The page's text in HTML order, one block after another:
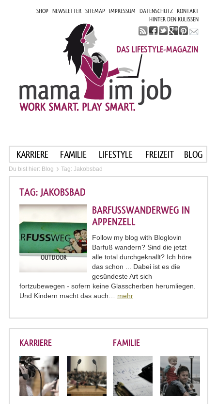
SHOP NEWSLETTER SITEMAP IMPRESSUM DATENSCHUTZ KONTAKT
HINTER DEN KULISSEN
DAS LIFESTYLE-MAGAZIN
KARRIERE FAMILIE LIFESTYLE FREIZEIT BLOG
Du bist hier: Blog Tag: Jakobsbad
TAG: JAKOBSBAD
OUTDOOR
BARFUSSWANDERWEG IN A
PPENZELL
Follow my blog with Bloglovin
Barfuß wandern? Sind die jetzt
alle total durchgeknallt? Ich höre
das schon ... Dabei ist es die
gesündeste Art sich
fortzubewegen - sofern keine Glasscherben herumliegen.
Und Kindern macht das auch… mehr
KARRIERE FAMILIE